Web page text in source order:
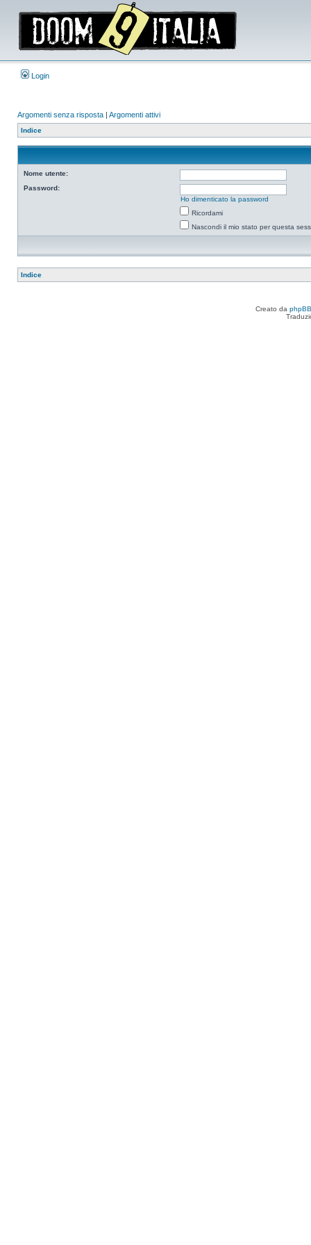
Login
Argomenti senza risposta | Argomenti attivi
Indice
Nome utente:
Password:
Ho dimenticato la password
Ricordami
Nascondi il mio stato per questa
Indice
Creato da phpBB